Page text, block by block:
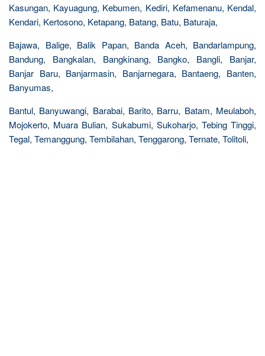
Kasungan, Kayuagung, Kebumen, Kediri, Kefamenanu, Kendal,
Kendari, Kertosono, Ketapang, Batang, Batu, Baturaja,
Bajawa, Balige, Balik Papan, Banda Aceh, Bandarlampung,
Bandung, Bangkalan, Bangkinang, Bangko, Bangli, Banjar,
Banjar Baru, Banjarmasin, Banjarnegara, Bantaeng, Banten,
Banyumas,
Bantul, Banyuwangi, Barabai, Barito, Barru, Batam, Meulaboh,
Mojokerto, Muara Bulian, Sukabumi, Sukoharjo, Tebing Tinggi,
Tegal, Temanggung, Tembilahan, Tenggarong, Ternate, Tolitoli,